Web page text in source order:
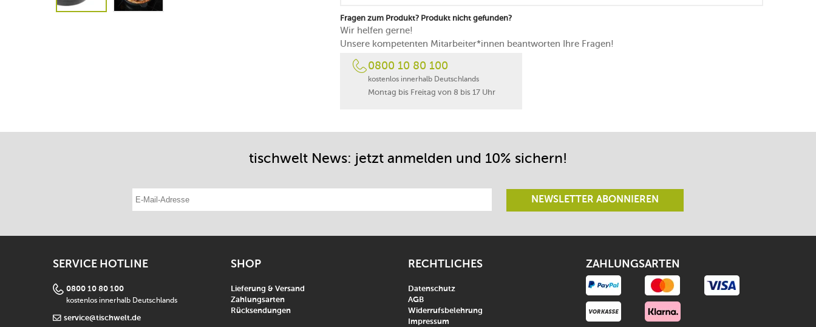
Fragen zum Produkt? Produkt nicht gefunden?
Wir helfen gerne!
Unsere kompetenten Mitarbeiter*innen beantworten Ihre Fragen!
0800 10 80 100
kostenlos innerhalb Deutschlands
Montag bis Freitag von 8 bis 17 Uhr
tischwelt News: jetzt anmelden und 10% sichern!
E-Mail-Adresse eintragen
NEWSLETTER ABONNIEREN
SERVICE HOTLINE
0800 10 80 100
kostenlos innerhalb Deutschlands
service@tischwelt.de
SHOP
Lieferung & Versand
Zahlungsarten
Rücksendungen
RECHTLICHES
Datenschutz
AGB
Widerrufsbelehrung
Impressum
ZAHLUNGSARTEN